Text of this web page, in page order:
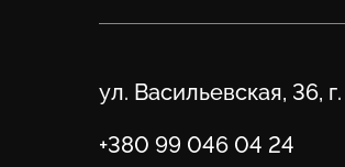
Адрес
ул. Васильевская, 36,
Телефон
+380 99 046 04 24